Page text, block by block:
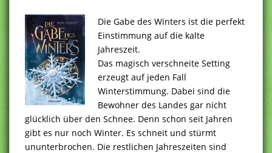
Die Gabe des Winters ist die perfekt
Einstimmung auf die kalte
Jahreszeit.
Das magisch verschneite Setting
erzeugt auf jeden Fall
Winterstimmung. Dabei sind die
Bewohner des Landes gar nicht
glücklich über den Schnee. Denn schon seit Jahren
gibt es nur noch Winter. Es schneit und stürmt
ununterbrochen. Die restlichen Jahreszeiten sind